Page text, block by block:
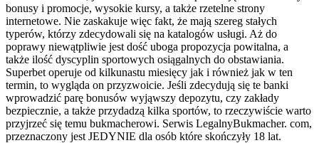
bonusy i promocje, wysokie kursy, a także rzetelne strony
internetowe. Nie zaskakuje więc fakt, że mają szereg stałych
typerów, którzy zdecydowali się na katalogów usługi. Aż do
poprawy niewątpliwie jest dość uboga propozycja powitalna, a
także ilość dyscyplin sportowych osiągalnych do obstawiania.
Superbet operuje od kilkunastu miesięcy jak i również jak w ten
termin, to wygląda on przyzwoicie. Jeśli zdecydują się te banki
wprowadzić parę bonusów wyjąwszy depozytu, czy zakłady
bezpiecznie, a także przydadzą kilka sportów, to rzeczywiście warto
przyjrzeć się temu bukmacherowi. Serwis LegalnyBukmacher. com,
przeznaczony jest JEDYNIE dla osób które skończyły 18 lat.